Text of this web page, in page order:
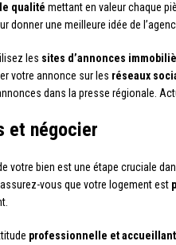
qualité mettant en valeur chaque
donner une meilleure idée de
les sites d’annonces
votre annonce sur les réseaux
dans la presse régionale.
et négocier
votre bien est une étape cruciale
vous que votre logement est
professionnelle et